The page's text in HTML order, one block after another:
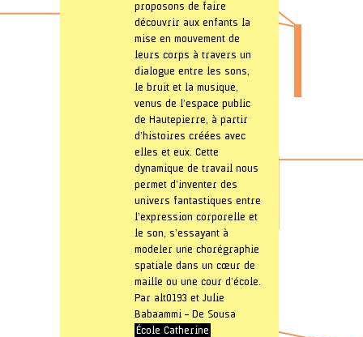
proposons de faire
découvrir aux enfants la
mise en mouvement de
leurs corps à travers un
dialogue entre les sons,
le bruit et la musique,
venus de l’espace public
de Hautepierre, à partir
d’histoires créées avec
elles et eux. Cette
dynamique de travail nous
permet d’inventer des
univers fantastiques entre
l’expression corporelle et
le son, s’essayant à
modeler une chorégraphie
spatiale dans un cœur de
maille ou une cour d’école.
Par alt0193 et Julie
Babaammi – De Sousa
École Catherine